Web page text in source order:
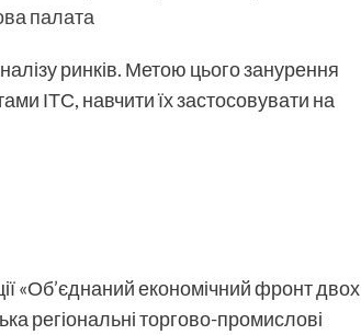
палата
ринків. Метою цього занурення
ІТС, навчити їх застосовувати на
«Об’єднаний економічний фронт двох
регіональні торгово-промислові